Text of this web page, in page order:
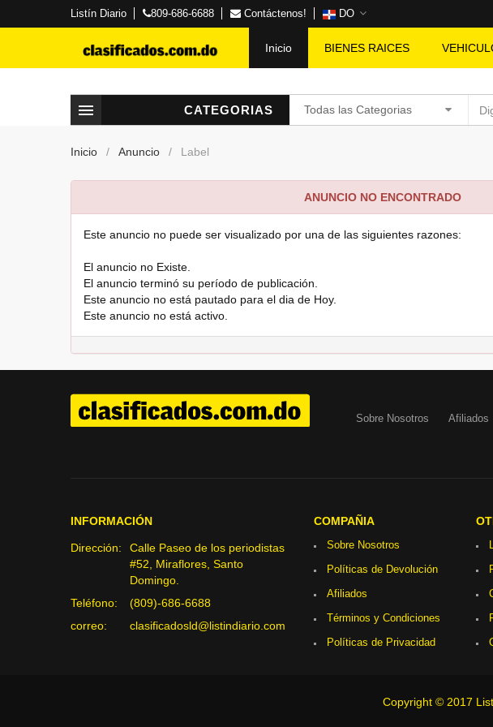
Listín Diario 809-686-6688 Contáctenos! DO
Inicio BIENES RAICES
CATEGORIAS Todas las Categorias
Inicio Anuncio Label
ANUNCIO NO ENCONTRADO
Este anuncio no puede ser visualizado por una de las siguientes razones:
El anuncio no Existe.
El anuncio terminó su período de publicación.
Este anuncio no está pautado para el dia de Hoy.
Este anuncio no está activo.
Sobre Nosotros Afiliados
INFORMACIÓN
Dirección:
Calle Paseo de los periodistas
#52, Miraflores, Santo
Domingo.
Teléfono:
(809)-686-6688
correo:
clasificadosld@listindiario.com
COMPAÑIA
Sobre Nosotros
Políticas de Devolución
Afiliados
Términos y Condiciones
Políticas de Privacidad
Copyright © 2017